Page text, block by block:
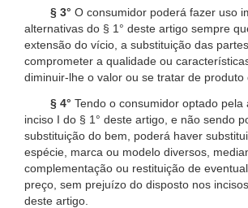
§ 3° O consumidor poderá fazer uso
alternativas do § 1° deste artigo sempre
extensão do vício, a substituição das
comprometer a qualidade ou
diminuir-lhe o valor ou se tratar de produto
§ 4° Tendo o consumidor optado pela
inciso I do § 1° deste artigo, e não sendo
substituição do bem, poderá haver
espécie, marca ou modelo diversos,
complementação ou restituição de
preço, sem prejuízo do disposto nos
deste artigo.